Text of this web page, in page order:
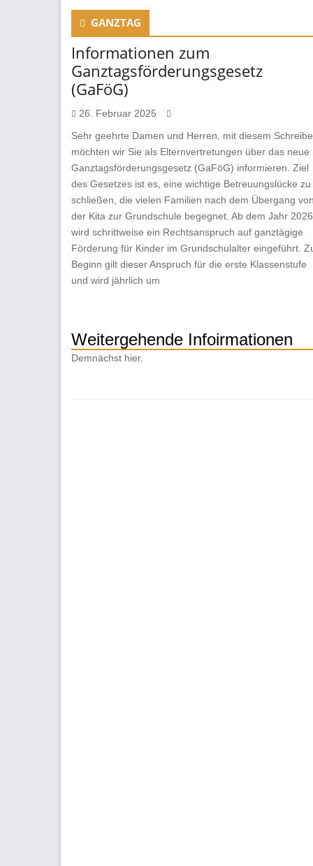
GANZTAG
Informationen zum
Ganztagsförderungsgesetz
(GaFöG)
26. Februar 2025
Sehr geehrte Damen und Herren, mit diesem
möchten wir Sie als Elternvertretungen über das neue
Ganztagsförderungsgesetz (GaFöG) informieren. Ziel
des Gesetzes ist es, eine wichtige Betreuungslücke zu
schließen, die vielen Familien nach dem Übergang von
der Kita zur Grundschule begegnet. Ab dem Jahr 2026
wird schrittweise ein Rechtsanspruch auf ganztägige
Förderung für Kinder im Grundschulalter eingeführt.
Beginn gilt dieser Anspruch für die erste Klassenstufe
und wird jährlich um
Weitergehende Infoirmationen
Demnächst hier.